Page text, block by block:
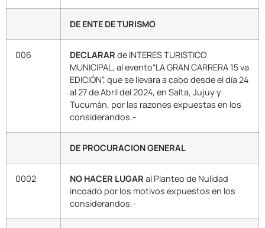
DE ENTE DE TURISMO
006 DECLARAR de INTERES TURISTICO
MUNICIPAL, al evento“LA GRAN CARRERA 15 va
EDICIÓN”, que se llevara a cabo desde el día 24
al 27 de Abril del 2024, en Salta, Jujuy y
Tucumán, por las razones expuestas en los
considerandos.-
DE PROCURACION GENERAL
0002 NO HACER LUGAR al Planteo de Nulidad
incoado por los motivos expuestos en los
considerandos.-